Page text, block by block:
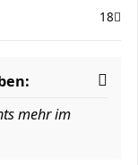
18
mehr im